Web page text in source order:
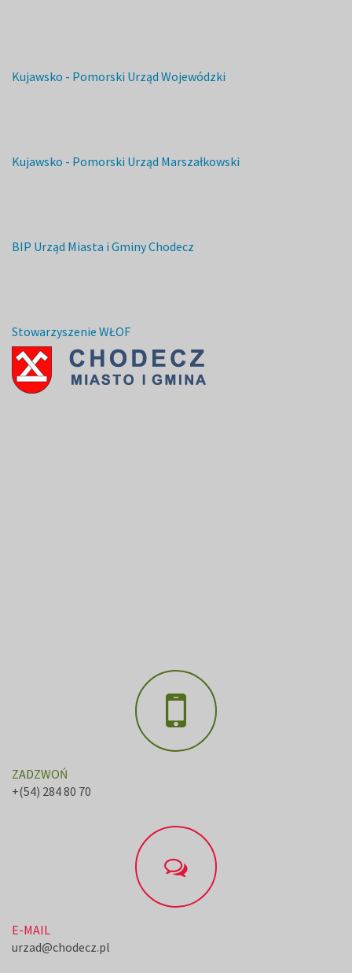
Kujawsko - Pomorski Urząd Wojewódzki
Kujawsko - Pomorski Urząd Marszałkowski
BIP Urząd Miasta i Gminy Chodecz
Stowarzyszenie WŁOF
ZADZWOŃ
+(54) 284 80 70
E-MAIL
urzad@chodecz.pl